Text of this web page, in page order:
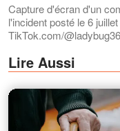
Capture d'écran d'un
l'incident posté le 6
TikTok.com/
Lire Aussi